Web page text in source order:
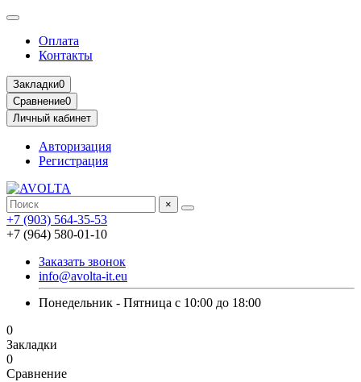
Оплата
Контакты
Закладки0
Сравнение0
Личный кабинет
Авторизация
Регистрация
×
+7 (903) 564-35-53
+7 (964) 580-01-10
Заказать звонок
info@avolta-it.eu
Понедельник - Пятница с 10:00 до 18:00
0
Закладки
0
Сравнение